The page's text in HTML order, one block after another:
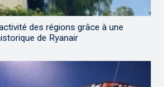
des régions grâce à une
de Ryanair